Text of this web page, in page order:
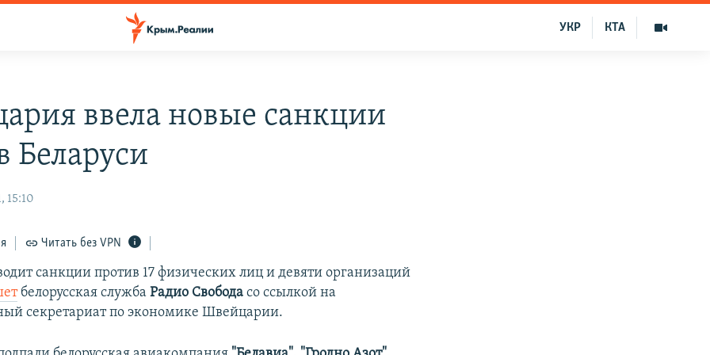
КТА
УКР
ввела новые санкции
Беларуси
15:10
Читать без VPN
санкции против 17 физических лиц и девяти организаций
белорусская службаРадио Свобода со ссылкой на
секретариат по экономике Швейцарии.